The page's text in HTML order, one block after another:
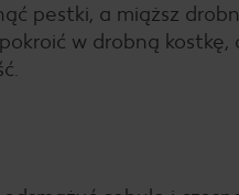
pestki, a miąższ
w drobną kostkę,